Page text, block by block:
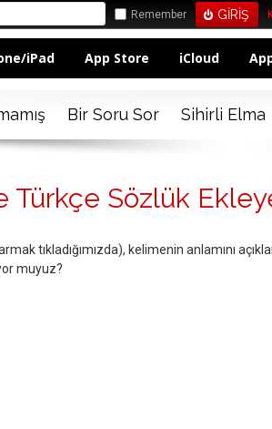
Remember
iPad App Store iCloud
Bir Soru Sor Sihirli Elma
Türkçe Sözlük
tıkladığımızda), kelimenin anlamını
muyuz?